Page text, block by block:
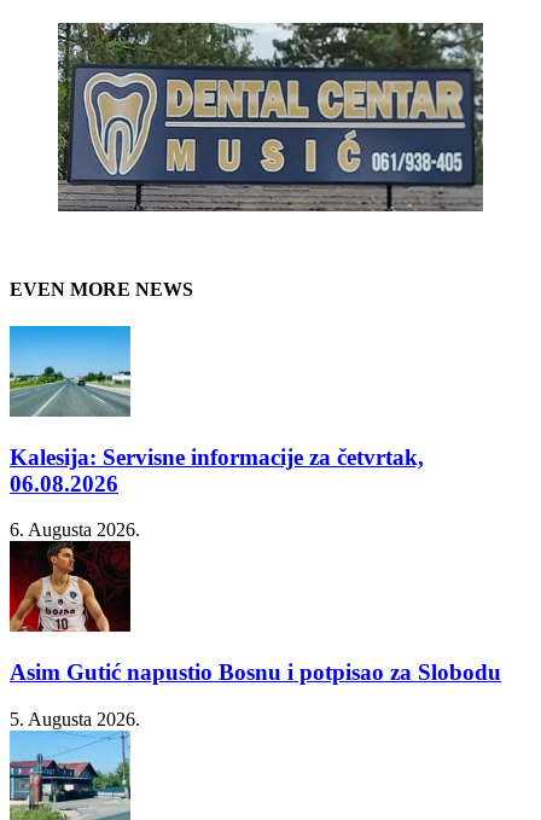
EVEN MORE NEWS
Kalesija: Servisne informacije za četvrtak,
06.08.2026
6. Augusta 2026.
Asim Gutić napustio Bosnu i potpisao za Slobodu
5. Augusta 2026.